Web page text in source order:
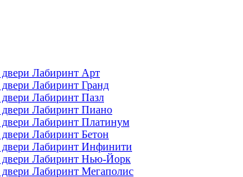
Лабиринт Арт
Лабиринт Гранд
Лабиринт Пазл
Лабиринт Пиано
Лабиринт Платинум
Лабиринт Бетон
Лабиринт Инфинити
Лабиринт Нью-Йорк
Лабиринт Мегаполис